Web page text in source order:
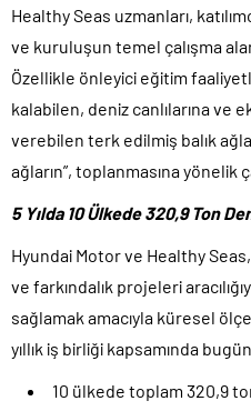
Healthy Seas uzmanları,
ve kuruluşun temel çalışma
Özellikle önleyici eğitim
kalabilen, deniz canlılarına ve
verebilen terk edilmiş balık
ağların”, toplanmasına yönelik
5 Yılda 10 Ülkede 320,9 Ton
Hyundai Motor ve Healthy
ve farkındalık projeleri
sağlamak amacıyla küresel
yıllık iş birliği kapsamında
10 ülkede toplam 320,9